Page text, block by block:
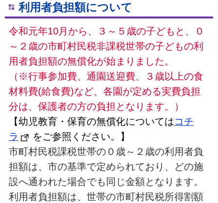
利用者負担額について
令和元年10月から、３～５歳の子どもと、０
～２歳の市町村民税非課税世帯の子どもの利
用者負担額の無償化が始まりました。
（※行事参加費、通園送迎費、３歳以上の食
材料費(給食費)など、各園が定める実費負担
分は、保護者の方の負担となります。）
【幼児教育・保育の無償化については コチ
ラ
をご参照ください。】
市町村民税課税世帯の０歳～２歳の利用者負
担額は、市の基準で定められており、どの施
設へ通われた場合でも同じ金額となります。
利用者負担額は、世帯の市町村民税所得割額